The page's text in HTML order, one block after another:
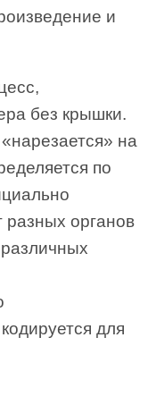
и
без крышки.
на
по
разных органов
для